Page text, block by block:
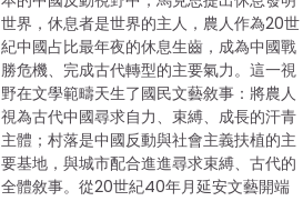
世界，休息者是世界的主人，農人作為20世
紀中國占比最年夜的休息生齒，成為中國戰
勝危機、完成古代轉型的主要氣力。這一視
野在文學範疇天生了國民文藝敘事：將農人
視為古代中國尋求自力、束縛、成長的汗青
主體；村落是中國反動與社會主義扶植的主
要基地，與城市配合進進尋求束縛、古代的
全體敘事。從20世紀40年月延安文藝開端